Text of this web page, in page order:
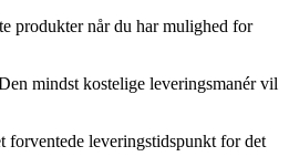
produkter når du har mulighed for
mindst kostelige leveringsmanér vil
leveringstidspunkt for det